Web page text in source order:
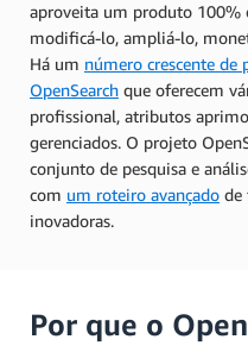
aproveita um produto 100%
modificá-lo, ampliá-lo,
Há um número crescente de
OpenSearch que oferecem
profissional, atributos
gerenciados. O projeto
conjunto de pesquisa e
com um roteiro avançado de
inovadoras.
Por que o